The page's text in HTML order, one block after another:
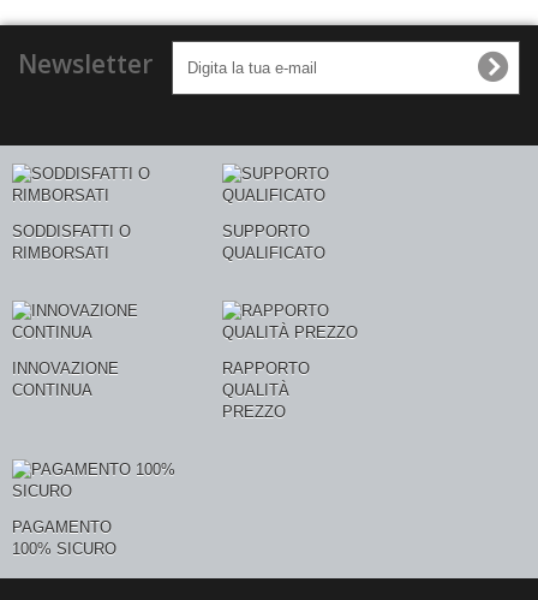
Newsletter
SODDISFATTI O
RIMBORSATI
SUPPORTO
QUALIFICATO
INNOVAZIONE
CONTINUA
RAPPORTO
QUALITÀ
PREZZO
PAGAMENTO
100% SICURO